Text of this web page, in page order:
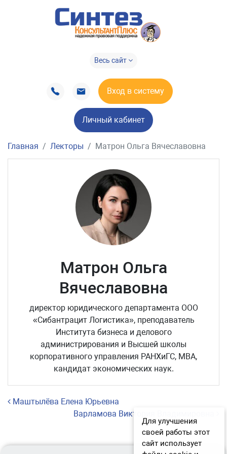
Весь сайт
Вход в систему
Личный кабинет
Главная Лекторы Матрон Ольга Вячеславовна
Матрон Ольга
Вячеславовна
директор юридического департамента ООО
«Сибантрацит Логистика», преподаватель
Института бизнеса и делового
администрирования и Высшей школы
корпоративного управления РАНХиГС, МВА,
кандидат экономических наук.
Навигация по записям
Маштылёва Елена Юрьевна
Варламова Виктория Владимировна
Для улучшения
своей работы этот
сайт использует